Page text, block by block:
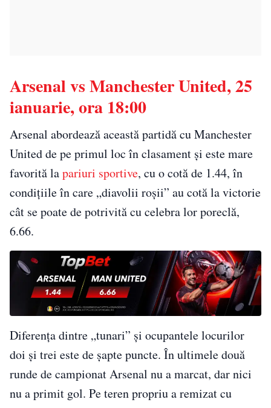
Arsenal vs Manchester United, 25
ianuarie, ora 18:00
Arsenal abordează această partidă cu Manchester
United de pe primul loc în clasament și este mare
favorită lapariuri sportive, cu o cotă de 1.44, în
condițiile în care „diavolii roșii” au cotă la victorie
cât se poate de potrivită cu celebra lor poreclă,
6.66.
Diferența dintre „tunari” și ocupantele locurilor
doi și trei este de șapte puncte. În ultimele două
runde de campionat Arsenal nu a marcat, dar nici
nu a primit gol. Pe teren propriu a remizat cu